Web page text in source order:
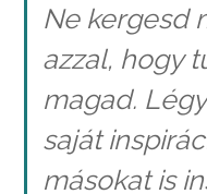
Ne kergesd
azzal, hogy
magad.
saját
másokat is